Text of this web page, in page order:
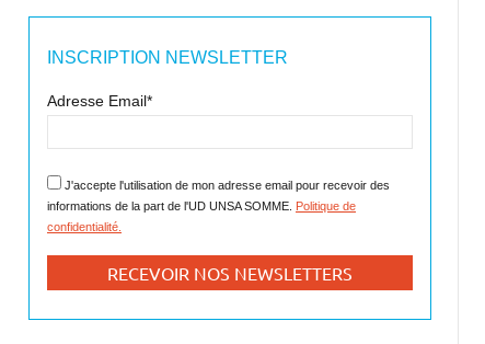
INSCRIPTION NEWSLETTER
Adresse Email*
J'accepte l'utilisation de mon adresse email pour recevoir des
informations de la part de l'UD UNSA SOMME.
Politique de
confidentialité.